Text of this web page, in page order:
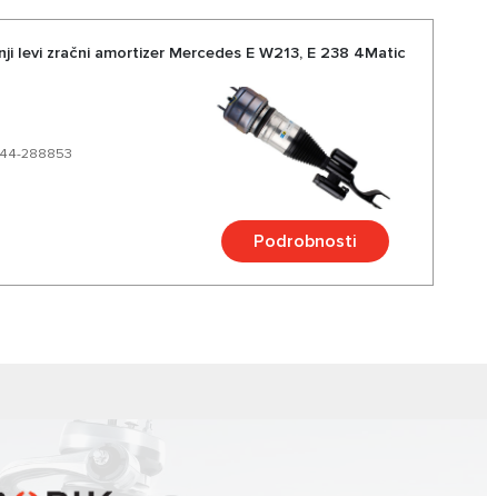
levi zračni amortizer Mercedes E W213, E 238 4Matic
288853
Podrobnosti